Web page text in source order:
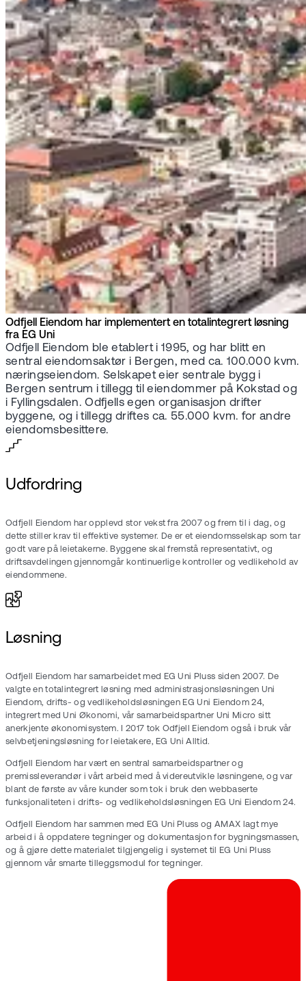
Odfjell Eiendom har implementert en totalintegrert løsning
fra EG Uni
Odfjell Eiendom ble etablert i 1995, og har blitt en
sentral eiendomsaktør i Bergen, med ca. 100.000 kvm.
næringseiendom. Selskapet eier sentrale bygg i
Bergen sentrum i tillegg til eiendommer på Kokstad og
i Fyllingsdalen. Odfjells egen organisasjon drifter
byggene, og i tillegg driftes ca. 55.000 kvm. for andre
eiendomsbesittere.
Udfordring
Odfjell Eiendom har opplevd stor vekst fra 2007 og frem til i dag, og
dette stiller krav til effektive systemer. De er et eiendomsselskap som tar
godt vare på leietakerne. Byggene skal fremstå representativt, og
driftsavdelingen gjennomgår kontinuerlige kontroller og vedlikehold av
eiendommene.
Løsning
Odfjell Eiendom har samarbeidet med EG Uni Pluss siden 2007. De
valgte en totalintegrert løsning med administrasjonsløsningen Uni
Eiendom, drifts- og vedlikeholdsløsningen EG Uni Eiendom 24,
integrert med Uni Økonomi, vår samarbeidspartner Uni Micro sitt
anerkjente økonomisystem. I 2017 tok Odfjell Eiendom også i bruk vår
selvbetjeningsløsning for leietakere, EG Uni Alltid.
Odfjell Eiendom har vært en sentral samarbeidspartner og
premissleverandør i vårt arbeid med å videreutvikle løsningene, og var
blant de første av våre kunder som tok i bruk den webbaserte
funksjonaliteten i drifts- og vedlikeholdsløsningen EG Uni Eiendom 24.
Odfjell Eiendom har sammen med EG Uni Pluss og AMAX lagt mye
arbeid i å oppdatere tegninger og dokumentasjon for bygningsmassen,
og å gjøre dette materialet tilgjengelig i systemet til EG Uni Pluss
gjennom vår smarte tilleggsmodul for tegninger.